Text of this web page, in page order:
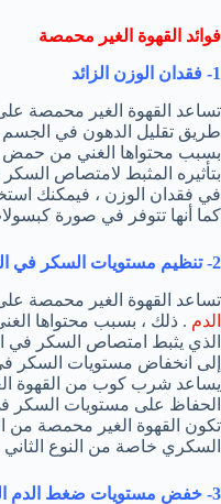
فوائد القهوة الغير محمصة
1- فقدان الوزن الزائد
تساعد القهوة الغير محمصة
طريق تقليل الدهون في
بسبب محتواها الغني من حمض
بتأثيره المثبط لامتصاص
في فقدان الوزن ، فيمكنك
كما أنها تتوفر في صورة
2- تنظيم مستويات السكر في الدم
تساعد القهوة الغير محمصة
الدم . ذلك ، بسبب محتواها
الذي يثبط امتصاص السكر في
إلى انخفاض مستويات السكر
يساعد شرب كوب من القهوة
الحفاظ على مستويات السكر
تكون القهوة الغير محمصة من
السكري خاصة من النوع الثاني
3- خفض مستويات ضغط الدم المرتفع